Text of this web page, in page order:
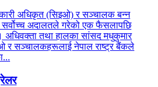
अधिकृत (सिइओ) र सञ्चालक बन्न
सर्वोच्च अदालतले गरेको एक फैसलापछि
तथा हालका सांसद मधुकुमार
र सञ्चालकहरूलाई नेपाल राष्ट्र बैंकले